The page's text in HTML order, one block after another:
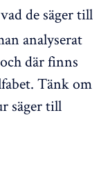
vad de säger till
analyserat
där finns
Tänk om
säger till